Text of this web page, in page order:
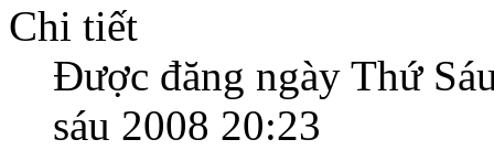
Chi tiết
Được đăng ngày Thứ
sáu 2008 20:23